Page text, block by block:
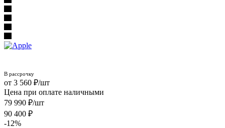
3 560 ₽/шт
Цена при оплате наличными
79 990 ₽/шт
90 400 ₽
-12%